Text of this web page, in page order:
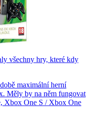
všechny hry, které kdy
maximální herní
Měly by na něm fungovat
Xbox One S / Xbox One